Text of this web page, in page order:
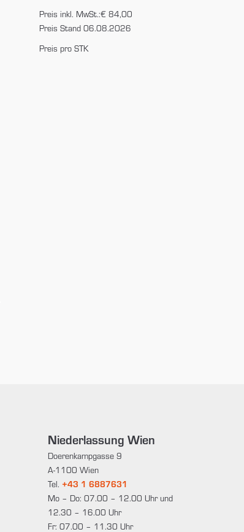
Preis inkl. MwSt.:€ 84,00
Preis Stand 06.08.2026
Preis pro STK
Niederlassung Wien
Doerenkampgasse 9
A-1100 Wien
Tel. +43 1 6887631
Mo – Do: 07.00 – 12.00 Uhr und
12.30 – 16.00 Uhr
Fr: 07.00 – 11.30 Uhr